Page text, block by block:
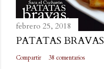
febrero 25, 2018
PATATAS BRAVAS
Compartir 38 comentarios